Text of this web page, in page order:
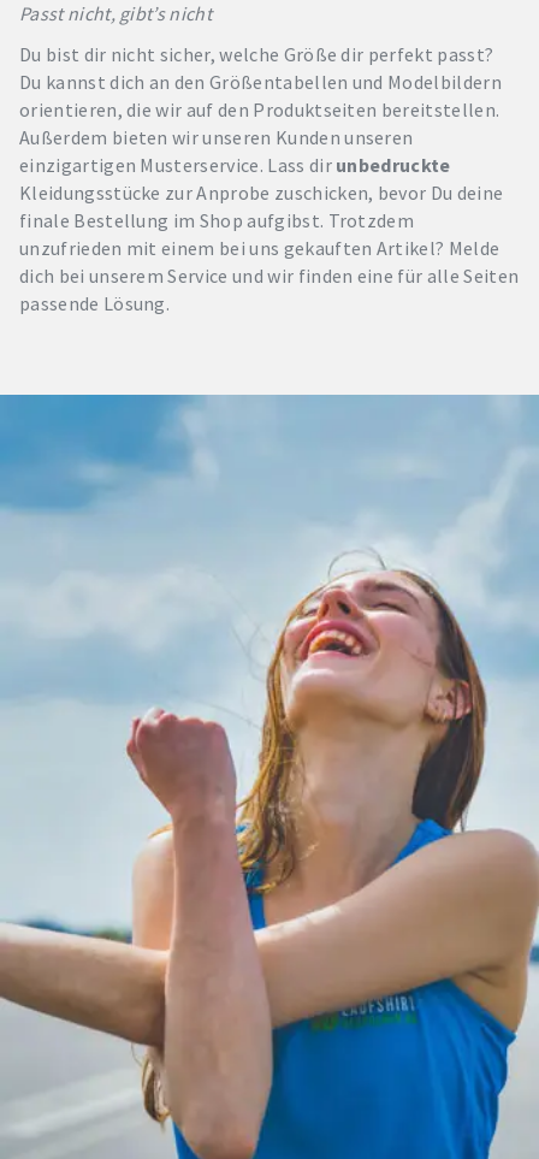
Passt nicht, gibt’s nicht
Du bist dir nicht sicher, welche Größe dir perfekt passt?
Du kannst dich an den Größentabellen und Modelbildern
orientieren, die wir auf den Produktseiten bereitstellen.
Außerdem bieten wir unseren Kunden unseren
einzigartigen Musterservice. Lass dir unbedruckte
Kleidungsstücke zur Anprobe zuschicken, bevor Du deine
finale Bestellung im Shop aufgibst. Trotzdem
unzufrieden mit einem bei uns gekauften Artikel? Melde
dich bei unserem Service und wir finden eine für alle Seiten
passende Lösung.